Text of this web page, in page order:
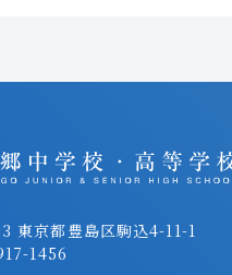
東京都豊島区駒込4-11-1
1456